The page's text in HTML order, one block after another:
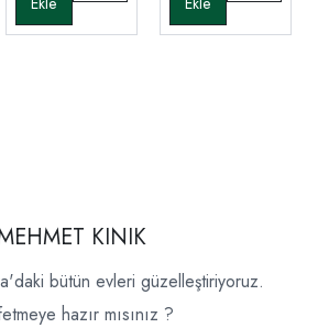
KINIK
bütün evleri güzelleştiriyoruz.
hazır mısınız ?